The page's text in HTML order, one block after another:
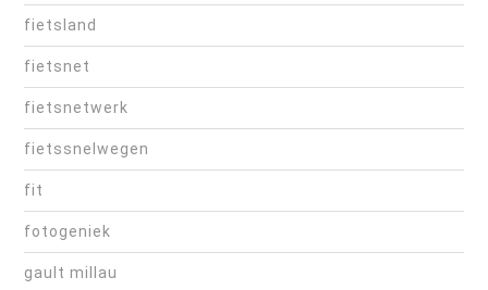
fietsland
fietsnet
fietsnetwerk
fietssnelwegen
fit
fotogeniek
gault millau